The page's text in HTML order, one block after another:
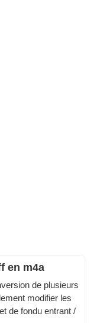
en m4a
de plusieurs
modifier les
de fondu entrant /